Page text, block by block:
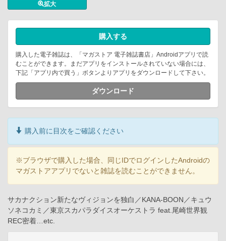
拡大
購入する
購入した電子雑誌は、「マガストア 電子雑誌書店」Androidアプリで読
むことができます。まだアプリをインストールされていない場合には、
下記「アプリ内で買う」ボタンよりアプリをダウンロードして下さい。
ダウンロード
購入前に目次をご確認ください
※ブラウザで購入した場合、同じIDでログインしたAndroidの
マガストアアプリでないと雑誌を読むことができません。
サカナクション新たなヴィジョンを独白／KANA-BOON／キュウ
ソネコカミ／東京スカパラダイスオーケストラ feat.尾崎世界観
REC密着…etc.